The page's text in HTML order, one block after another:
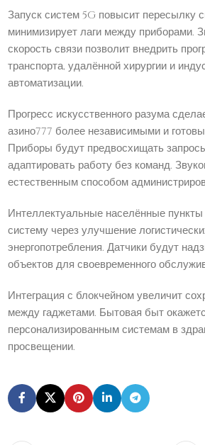
Запуск систем 5G повысит пересылку
минимизирует лаги между приборами.
скорость связи позволит внедрить
транспорта, удалённой хирургии и
автоматизации.
Прогресс искусственного разума
азино777 более независимыми и
Приборы будут предвосхищать
адаптировать работу без команд.
естественным способом
Интеллектуальные населённые
систему через улучшение
энергопотребления. Датчики будут
объектов для своевременного
Интеграция с блокчейном увеличит
между гаджетами. Бытовая быт
персонализированным системам в
просвещении.